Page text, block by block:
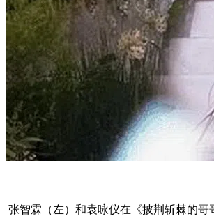
张智霖（左）和袁咏仪在《披荆斩棘的哥